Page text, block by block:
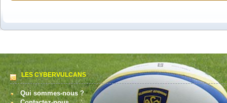
LES CYBERVULCANS
Qui sommes-nous ?